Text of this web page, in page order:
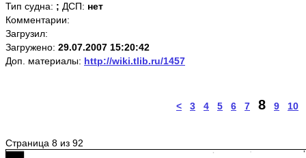
Тип судна: ; ДСП: нет
Комментарии:
Загрузил:
Загружено: 29.07.2007 15:20:42
Доп. материалы: http://wiki.tlib.ru/1457
< 3 4 5 6 7 8 9 10
Страница 8 из 92